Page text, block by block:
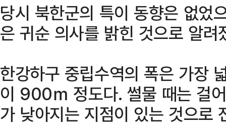
당시 북한군의 특이 동향은 없었
은 귀순 의사를 밝힌 것으로 알려
한강하구 중립수역의 폭은 가장
이 900ｍ 정도다. 썰물 때는 걸
가 낮아지는 지점이 있는 것으로